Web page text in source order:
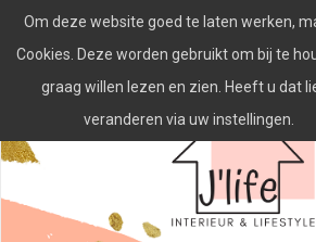
naar
inhoud
Om deze website goed te laten werken,
Cookies. Deze worden gebruikt om bij te
graag willen lezen en zien. Heeft u dat
veranderen via uw instellingen.